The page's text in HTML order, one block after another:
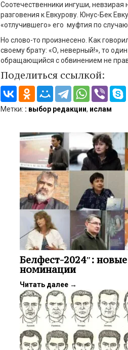
Соотечественники ингуши,
разговения к Евкурову. Юнус-Бек
«отлучившего» его муфтия по
Но слово-то произнесено. Как
своему брату: «О, неверный!», то
обращающийся с обвинением не
Поделиться ссылкой:
Метки: : выбор редакции, ислам
Белфест-2024″:
номинации
Читать далее →